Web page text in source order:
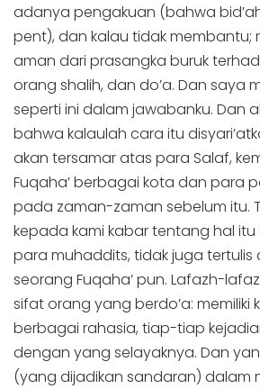
adanya pengakuan (bahwa
pent), dan kalau tidak membantu;
aman dari prasangka buruk
orang shalih, dan do’a. Dan saya
seperti ini dalam jawabanku. Dan
bahwa kalaulah cara itu
akan tersamar atas para Salaf,
Fuqaha’ berbagai kota dan para
pada zaman-zaman sebelum itu.
kepada kami kabar tentang hal
para muhaddits, tidak juga
seorang Fuqaha’ pun. Lafazh-
sifat orang yang berdo’a: memiliki
berbagai rahasia, tiap-tiap
dengan yang selayaknya. Dan
(yang dijadikan sandaran) dalam